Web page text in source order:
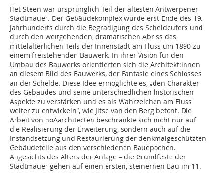
Het Steen war ursprünglich Teil der ältesten Antwerpener
Stadtmauer. Der Gebäudekomplex wurde erst Ende des 19.
Jahrhunderts durch die Begradigung des Scheldeufers und
durch den weitgehenden, dramatischen Abriss des
mittelalterlichen Teils der Innenstadt am Fluss um 1890 zu
einem freistehenden Bauwerk. In ihrer Vision für den
Umbau des Bauwerks orientierten sich die Architekt:innen
an diesem Bild des Bauwerks, der Fantasie eines Schlosses
an der Schelde. Diese Idee ermöglichte es, „den Charakter
des Gebäudes und seine unterschiedlichen historischen
Aspekte zu verstärken und es als Wahrzeichen am Fluss
weiter zu entwickeln“, wie Jitse van den Berg betont. Die
Arbeit von noAarchitecten beschränkte sich nicht nur auf
die Realisierung der Erweiterung, sondern auch auf die
Instandsetzung und Restaurierung der denkmalgeschützten
Gebäudeteile aus den verschiedenen Bauepochen.
Angesichts des Alters der Anlage – die Grundfeste der
Stadtmauer gehen auf einen ersten, steinernen Bau im 11.